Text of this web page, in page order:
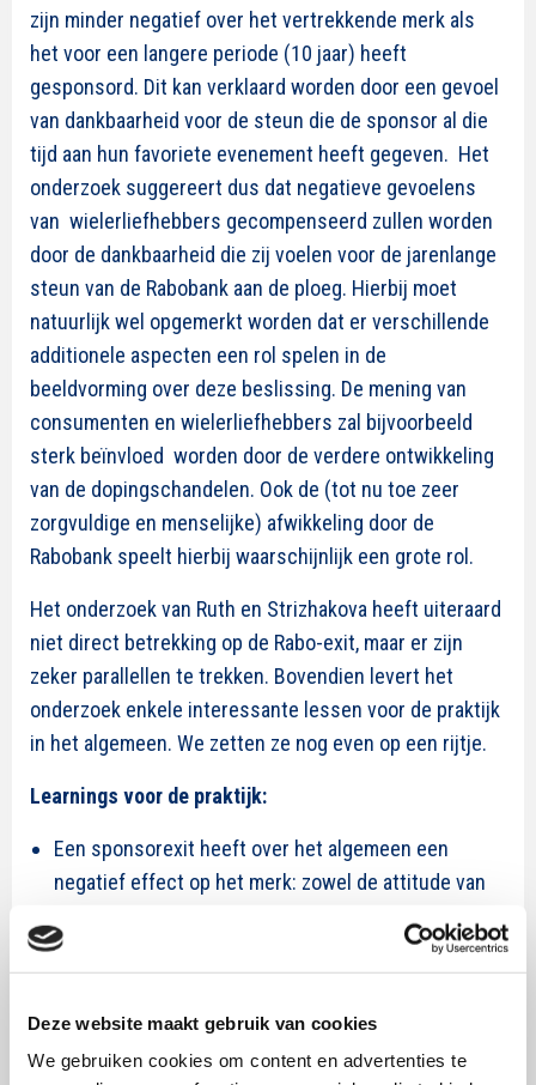
Deze website maakt gebruik van cookies
We gebruiken cookies om content en advertenties te
zijn minder negatief over het vertrekkende merk als
het voor een langere periode (10 jaar) heeft
gesponsord. Dit kan verklaard worden door een gevoel
van dankbaarheid voor de steun die de sponsor al die
tijd aan hun favoriete evenement heeft gegeven. Het
onderzoek suggereert dus dat negatieve gevoelens
van wielerliefhebbers gecompenseerd zullen worden
door de dankbaarheid die zij voelen voor de jarenlange
steun van de Rabobank aan de ploeg. Hierbij moet
natuurlijk wel opgemerkt worden dat er verschillende
additionele aspecten een rol spelen in de
beeldvorming over deze beslissing. De mening van
consumenten en wielerliefhebbers zal bijvoorbeeld
sterk beïnvloed worden door de verdere ontwikkeling
van de dopingschandelen. Ook de (tot nu toe zeer
zorgvuldige en menselijke) afwikkeling door de
Rabobank speelt hierbij waarschijnlijk een grote rol.
Het onderzoek van Ruth en Strizhakova heeft uiteraard
niet direct betrekking op de Rabo-exit, maar er zijn
zeker parallellen te trekken. Bovendien levert het
onderzoek enkele interessante lessen voor de praktijk
in het algemeen. We zetten ze nog even op een rijtje.
Learnings voor de praktijk:
Een sponsorexit heeft over het algemeen een
negatief effect op het merk: zowel de attitude van
vertrek.
vertrek is geen goed idee. Het is beter om de
nadruk te leggen op de goodwill die je als merk met